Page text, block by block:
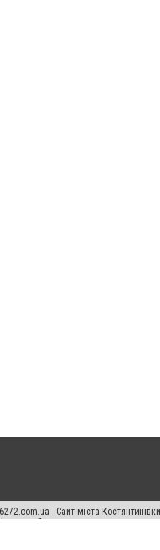
- Сайт міста
Законом.